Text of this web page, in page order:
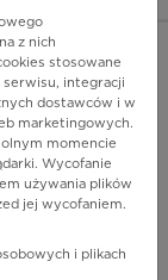
podskórnej
z nich
stosowane
integracji
dostawców i w
marketingowych.
momencie
Wycofanie
używania plików
jej wycofaniem.
i plikach